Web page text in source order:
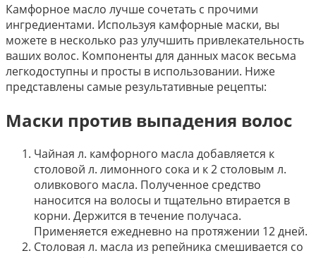
Камфорное масло лучше сочетать с прочими
ингредиентами. Используя камфорные маски, вы
можете в несколько раз улучшить привлекательность
ваших волос. Компоненты для данных масок весьма
легкодоступны и просты в использовании. Ниже
представлены самые результативные рецепты:
Маски против выпадения волос
Чайная л. камфорного масла добавляется к
столовой л. лимонного сока и к 2 столовым л.
оливкового масла. Полученное средство
наносится на волосы и тщательно втирается в
корни. Держится в течение получаса.
Применяется ежедневно на протяжении 12 дней.
Столовая л. масла из репейника смешивается со